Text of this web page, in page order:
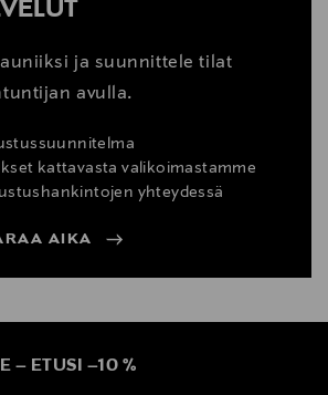
ja suunnittele tilat
avulla.
kattavasta valikoimastamme
yhteydessä
AIKA
– ETUSI –10 %